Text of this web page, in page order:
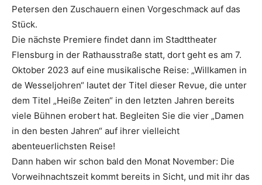
Petersen den Zuschauern einen Vorgeschmack auf das
Stück.
Die nächste Premiere findet dann im Stadttheater
Flensburg in der Rathausstraße statt, dort geht es am 7.
Oktober 2023 auf eine musikalische Reise: „Willkamen in
de Wesseljohren“ lautet der Titel dieser Revue, die unter
dem Titel „Heiße Zeiten“ in den letzten Jahren bereits
viele Bühnen erobert hat. Begleiten Sie die vier „Damen
in den besten Jahren“ auf ihrer vielleicht
abenteuerlichsten Reise!
Dann haben wir schon bald den Monat November: Die
Vorweihnachtszeit kommt bereits in Sicht, und mit ihr das